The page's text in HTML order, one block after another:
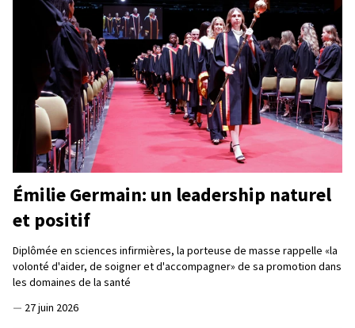
Émilie Germain: un leadership naturel
et positif
Diplômée en sciences infirmières, la porteuse de masse rappelle «la
volonté d'aider, de soigner et d'accompagner» de sa promotion dans
les domaines de la santé
— 27 juin 2026